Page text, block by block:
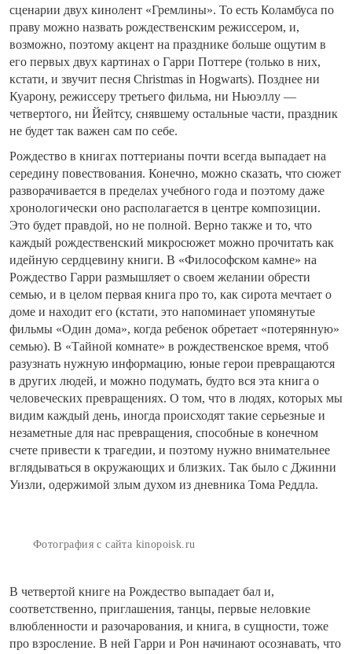
сценарии двух кинолент «Гремлины». То есть Коламбуса по
праву можно назвать рождественским режиссером, и,
возможно, поэтому акцент на празднике больше ощутим в
его первых двух картинах о Гарри Поттере (только в них,
кстати, и звучит песня Christmas in Hogwarts). Позднее ни
Куарону, режиссеру третьего фильма, ни Ньюэллу —
четвертого, ни Йейтсу, снявшему остальные части, праздник
не будет так важен сам по себе.
Рождество в книгах поттерианы почти всегда выпадает на
середину повествования. Конечно, можно сказать, что сюжет
разворачивается в пределах учебного года и поэтому даже
хронологически оно располагается в центре композиции.
Это будет правдой, но не полной. Верно также и то, что
каждый рождественский микросюжет можно прочитать как
идейную сердцевину книги. В «Философском камне» на
Рождество Гарри размышляет о своем желании обрести
семью, и в целом первая книга про то, как сирота мечтает о
доме и находит его (кстати, это напоминает упомянутые
фильмы «Один дома», когда ребенок обретает «потерянную»
семью). В «Тайной комнате» в рождественское время, чтоб
разузнать нужную информацию, юные герои превращаются
в других людей, и можно подумать, будто вся эта книга о
человеческих превращениях. О том, что в людях, которых мы
видим каждый день, иногда происходят такие серьезные и
незаметные для нас превращения, способные в конечном
счете привести к трагедии, и поэтому нужно внимательнее
вглядываться в окружающих и близких. Так было с Джинни
Уизли, одержимой злым духом из дневника Тома Реддла.
Фотография с сайта kinopoisk.ru
В четвертой книге на Рождество выпадает бал и,
соответственно, приглашения, танцы, первые неловкие
влюбленности и разочарования, и книга, в сущности, тоже
про взросление. В ней Гарри и Рон начинают осознавать, что